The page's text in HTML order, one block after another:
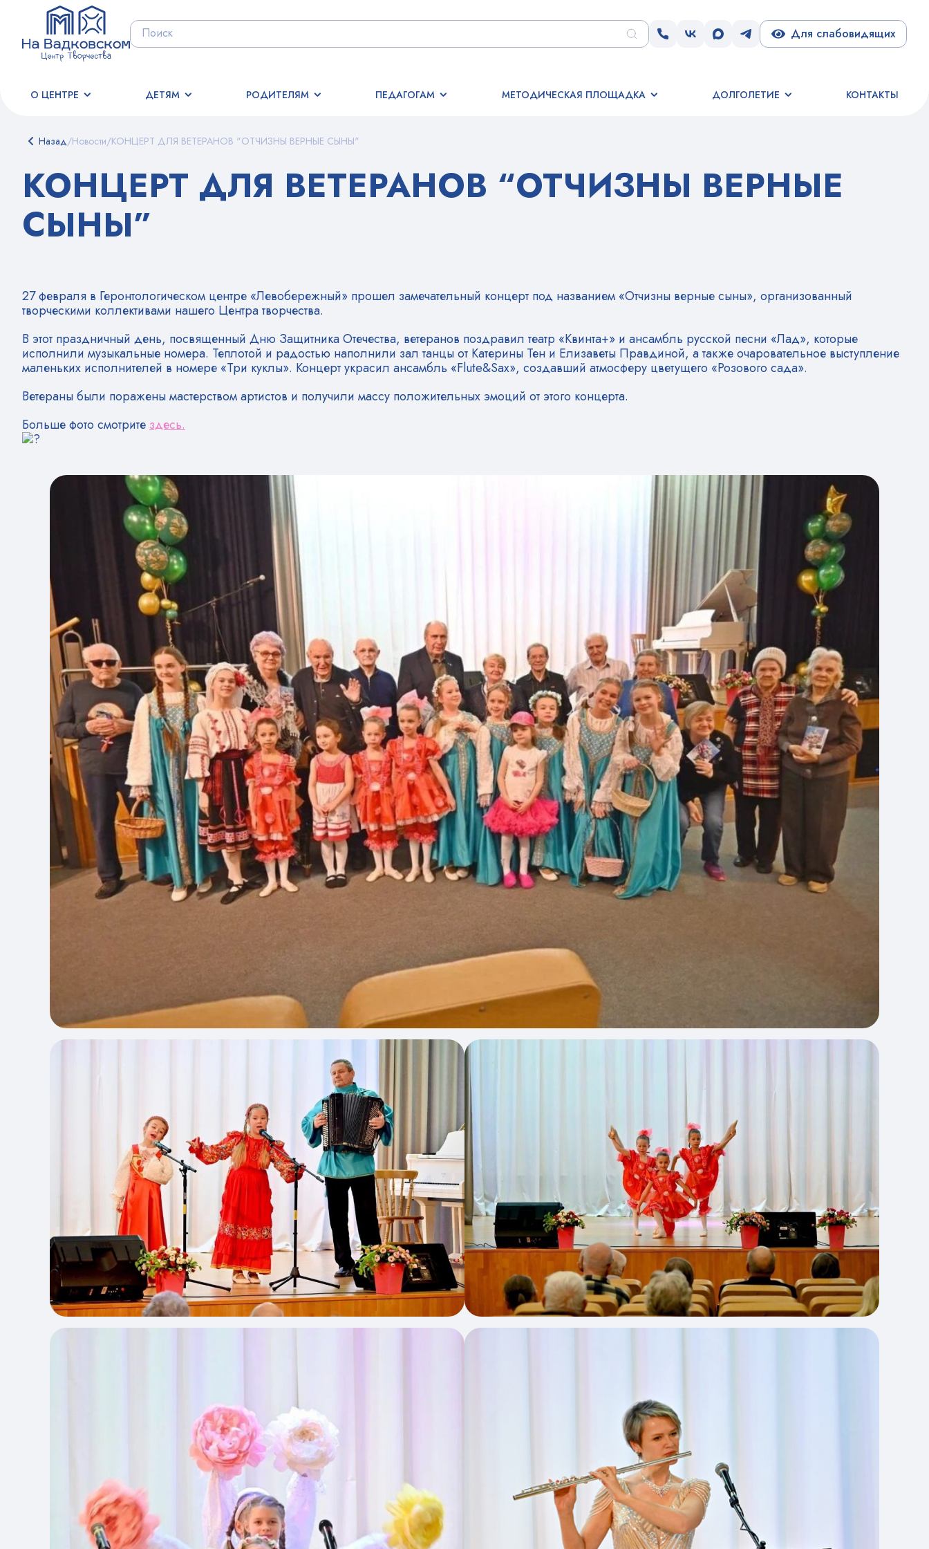
Для слабовидящих
О ЦЕНТРЕ ДЕТЯМ РОДИТЕЛЯМ ПЕДАГОГАМ МЕТОДИЧЕСКАЯ ПЛОЩАДКА ДОЛГОЛЕТИЕ КОНТАКТЫ
Назад/Новости/КОНЦЕРТ ДЛЯ ВЕТЕРАНОВ "ОТЧИЗНЫ ВЕРНЫЕ СЫНЫ"
КОНЦЕРТ ДЛЯ ВЕТЕРАНОВ “ОТЧИЗНЫ ВЕРНЫЕ
СЫНЫ”
27 февраля в Геронтологическом центре «Левобережный» прошел замечательный концерт под названием «Отчизны верные сыны», организованный
творческими коллективами нашего Центра творчества.
В этот праздничный день, посвященный Дню Защитника Отечества, ветеранов поздравил театр «Квинта+» и ансамбль русской песни «Лад», которые
исполнили музыкальные номера. Теплотой и радостью наполнили зал танцы от Катерины Тен и Елизаветы Правдиной, а также очаровательное выступление
маленьких исполнителей в номере «Три куклы». Концерт украсил ансамбль «Flute&Sax», создавший атмосферу цветущего «Розового сада».
Ветераны были поражены мастерством артистов и получили массу положительных эмоций от этого концерта.
Больше фото смотрите здесь.